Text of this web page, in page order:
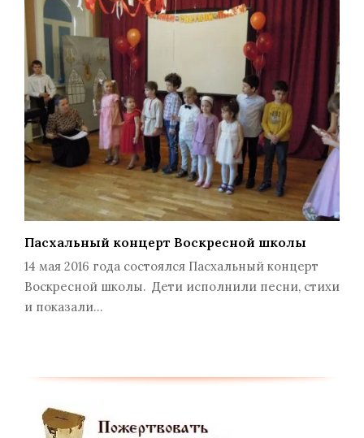
Пасхальный концерт Воскресной школы
14 мая 2016 года состоялся Пасхальный концерт
Воскресной школы. Дети исполнили песни, стихи
и показали…